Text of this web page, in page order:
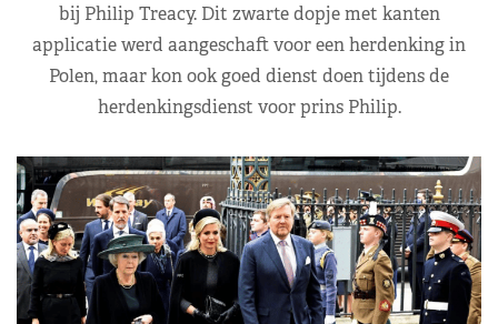
bij Philip Treacy. Dit zwarte dopje met kanten
applicatie werd aangeschaft voor een herdenking in
Polen, maar kon ook goed dienst doen tijdens de
herdenkingsdienst voor prins Philip.